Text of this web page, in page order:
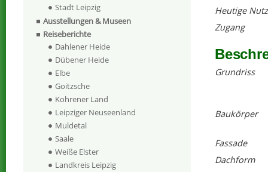
Heutige
Zugang
Grundriss
Baukörper
Fassade
Dachform
Stadt Leipzig
Ausstellungen & Museen
Reiseberichte
Dahlener Heide
Dübener Heide
Elbe
Goitzsche
Kohrener Land
Leipziger Neuseenland
Muldetal
Saale
Weiße Elster
Landkreis Leipzig